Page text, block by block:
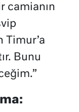
camianın
Timur’a
Bunu